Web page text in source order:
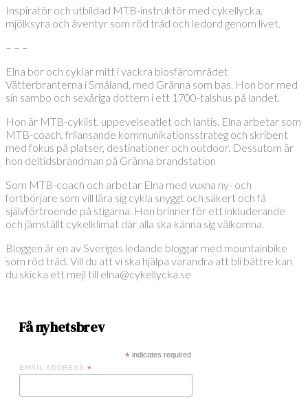
Inspiratör och utbildad MTB-instruktör med cykellycka,
mjölksyra och äventyr som röd tråd och ledord genom livet.
– – –
Elna bor och cyklar mitt i vackra biosfärområdet
Vätterbranterna i Småland, med Gränna som bas. Hon bor med
sin sambo och sexåriga dottern i ett 1700-talshus på landet.
Hon är MTB-cyklist, uppevelseatlet och lantis. Elna arbetar som
MTB-coach, frilansande kommunikationsstrateg och skribent
med fokus på platser, destinationer och outdoor. Dessutom är
hon deltidsbrandman på Gränna brandstation
Som MTB-coach och arbetar Elna med vuxna ny- och
fortbörjare som vill lära sig cykla snyggt och säkert och få
självförtroende på stigarna. Hon brinner för ett inkluderande
och jämställt cykelklimat där alla ska känna sig välkomna.
Bloggen är en av Sveriges ledande bloggar med mountainbike
som röd tråd. Vill du att vi ska hjälpa varandra att bli bättre kan
du skicka ett mejl till elna@cykellycka.se
Få nyhetsbrev
*indicates required
EMAIL ADDRESS *